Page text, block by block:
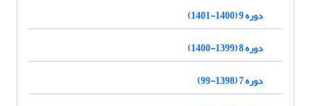
دوره 9 (1400-1401)
دوره 8 (1399-1400)
دوره 7 (1398-99)